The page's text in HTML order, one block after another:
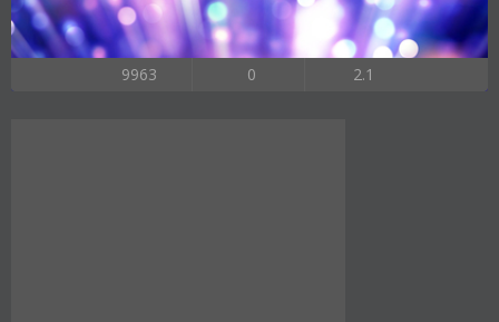
9963 0 2.1